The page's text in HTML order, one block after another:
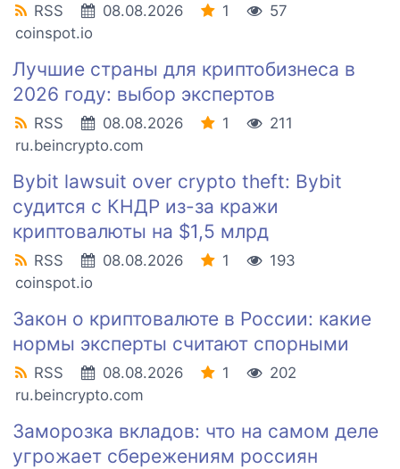
RSS 08.08.2026 1
57
coinspot.io
Лучшие страны для криптобизнеса в
2026 году: выбор экспертов
RSS 08.08.2026 1
211
ru.beincrypto.com
Bybit lawsuit over crypto theft: Bybit
судится с КНДР из-за кражи
криптовалюты на $1,5 млрд
RSS 08.08.2026 1
193
coinspot.io
Закон о криптовалюте в России: какие
нормы эксперты считают спорными
RSS 08.08.2026 1
202
ru.beincrypto.com
Заморозка вкладов: что на самом деле
угрожает сбережениям россиян